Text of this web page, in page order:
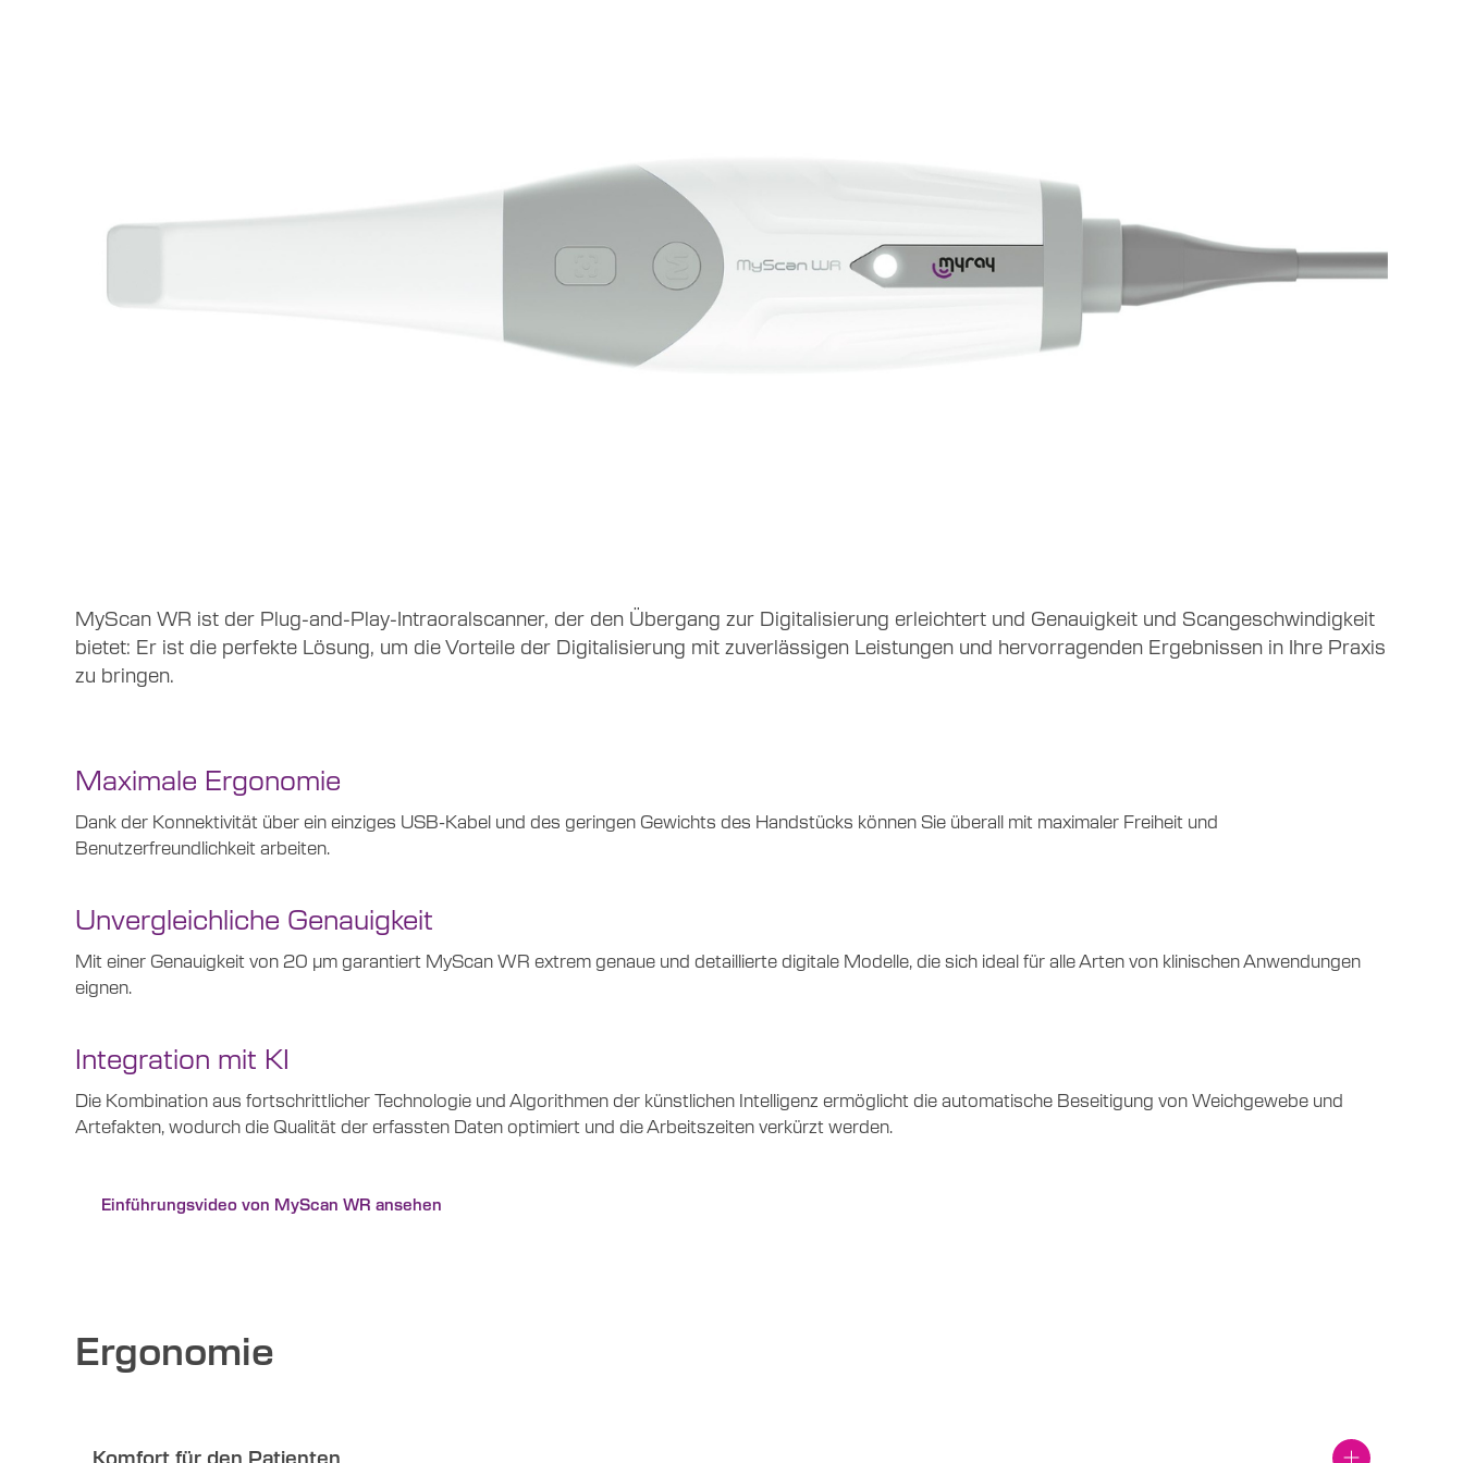
MyScan WR ist der Plug-and-Play-Intraoralscanner, der den Übergang zur Digitalisierung erleichtert und Genauigkeit und Scangeschwindigkeit
bietet: Er ist die perfekte Lösung, um die Vorteile der Digitalisierung mit zuverlässigen Leistungen und hervorragenden Ergebnissen in Ihre Praxis
zu bringen.
Maximale Ergonomie
Dank der Konnektivität über ein einziges USB-Kabel und des geringen Gewichts des Handstücks können Sie überall mit maximaler Freiheit und
Benutzerfreundlichkeit arbeiten.
Unvergleichliche Genauigkeit
Mit einer Genauigkeit von 20 µm garantiert MyScanWR extrem genaue und detaillierte digitale Modelle, die sich ideal für alle Arten von klinischen Anwendungen
eignen.
Integration mit KI
Die Kombination aus fortschrittlicher Technologie und Algorithmen der künstlichen Intelligenz ermöglicht die automatische Beseitigung von Weichgewebe und
Artefakten, wodurch die Qualität der erfassten Daten optimiert und die Arbeitszeiten verkürzt werden.
Einführungsvideo von MyScan WR ansehen
Ergonomie
Komfort für den Patienten